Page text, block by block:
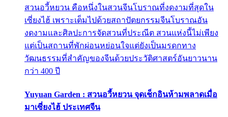
สวนอวี้หยวน คือหนึ่งในสวนจีนโบราณที่งดงามที่สุดใน
เซี่ยงไฮ้ เพราะเต็มไปด้วยสถาปัตยกรรมจีนโบราณอัน
งดงามและศิลปะการจัดสวนที่ประณีต สวนแห่งนี้ไม่เพียง
แต่เป็นสถานที่พักผ่อนหย่อนใจแต่ยังเป็นมรดกทาง
วัฒนธรรมที่สำคัญของจีนด้วยประวัติศาสตร์อันยาวนาน
กว่า 400 ปี
Yuyuan Garden : สวนอวี้หยวน จุดเช็กอินห้ามพลาดเมื่อ
มาเซี่ยงไฮ้ ประเทศจีน